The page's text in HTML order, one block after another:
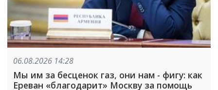
06.08.2026 14:28
Мы им за бесценок газ, они нам - фигу: как
Ереван «благодарит» Москву за помощь